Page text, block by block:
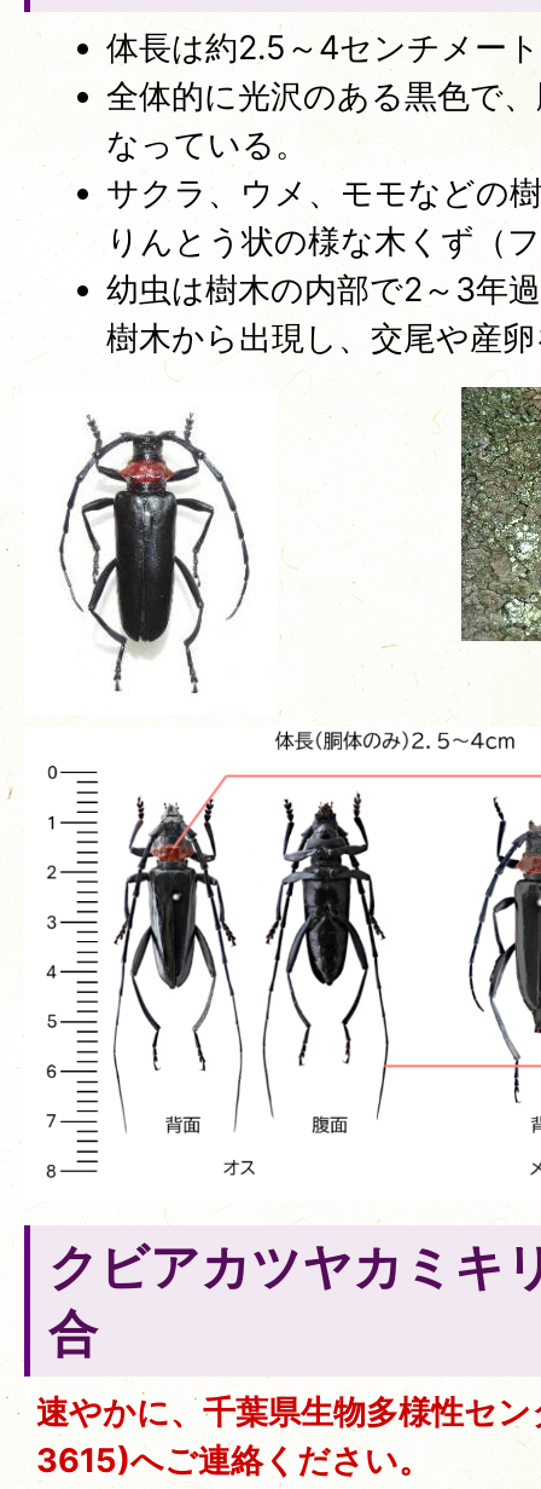
体長は約2.5～4センチメー
全体的に光沢のある黒色で
なっている。
サクラ、ウメ、モモなどの
りんとう状の様な木くず（
幼虫は樹木の内部で2～3年
樹木から出現し、交尾や産
クビアカツヤカミキ
合
速やかに、千葉県生物多様性セ
3615)へご連絡ください。